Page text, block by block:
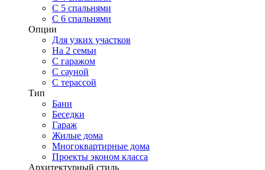
С 5 спальнями
С 6 спальнями
Опции
Для узких участков
На 2 семьи
С гаражом
С сауной
С терассой
Тип
Бани
Беседки
Гараж
Жилые дома
Многоквартирные дома
Проекты эконом класса
Архитектурный стиль